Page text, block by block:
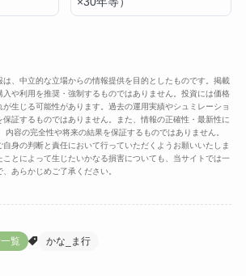
、中立的な立場からの情報提供を目的としたものです。掲載
入や利用を推奨・強制するものではありません。投資には価格
生じる可能性があります。過去の運用実績やシュミレーショ
証するものではありません。また、情報の正確性・最新性に
内容の完全性や将来の結果を保証するものではありません。
身の判断と責任において行っていただくようお願いいたしま
とによって生じたいかなる損害についても、当サイトでは一
あらかじめご了承ください。
覧 かな_ま行